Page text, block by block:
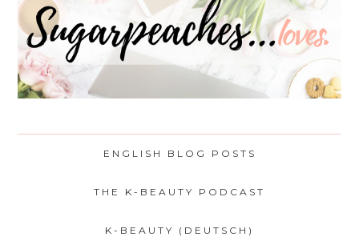
ENGLISH BLOG POSTS
THE K-BEAUTY PODCAST
K-BEAUTY (DEUTSCH)